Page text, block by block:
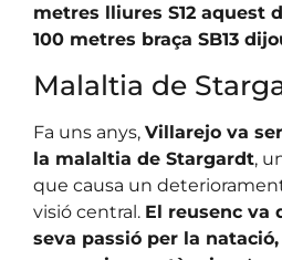
metres lliures S12 aquest
100 metres braça SB13
Malaltia de
Fa uns anys, Villarejo va ser
la malaltia de Stargardt,
que causa un
visió central. El reusenc va
seva passió per la